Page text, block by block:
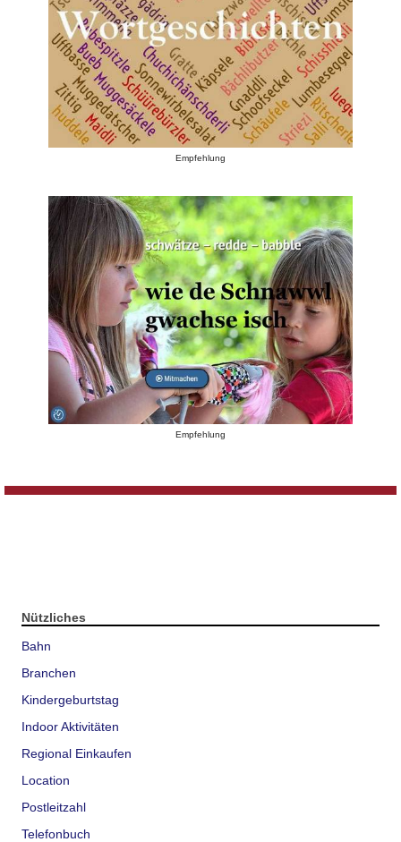
Empfehlung
Empfehlung
Nützliches
Bahn
Branchen
Kindergeburtstag
Indoor Aktivitäten
Regional Einkaufen
Location
Postleitzahl
Telefonbuch